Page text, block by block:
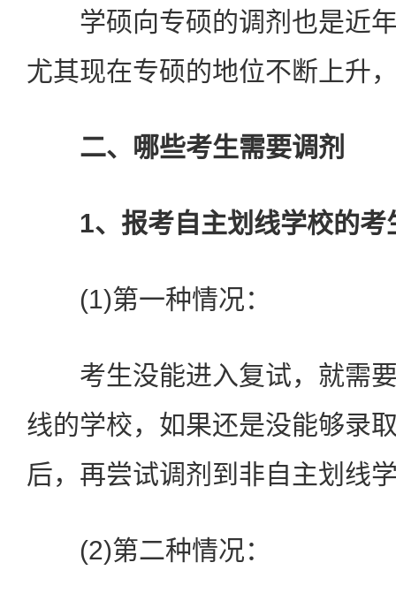
学硕向专硕的调剂也是近年
尤其现在专硕的地位不断上升
二、哪些考生需要调剂
1、报考自主划线学校的考
(1)第一种情况：
考生没能进入复试，就需要
线的学校，如果还是没能够录
后，再尝试调剂到非自主划线
(2)第二种情况：